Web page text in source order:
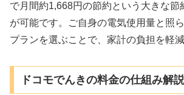
で月間約1,668円の節約という大きな節
が可能です。ご自身の電気使用量と照
プランを選ぶことで、家計の負担を軽
ドコモでんきの料金の仕組み解説